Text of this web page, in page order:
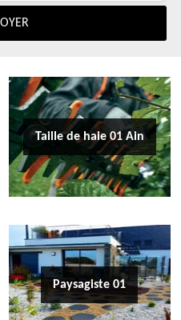
Taille de haie 01 Ain
Paysagiste 01